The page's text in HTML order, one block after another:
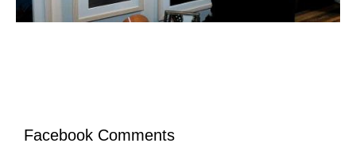
Facebook Comments